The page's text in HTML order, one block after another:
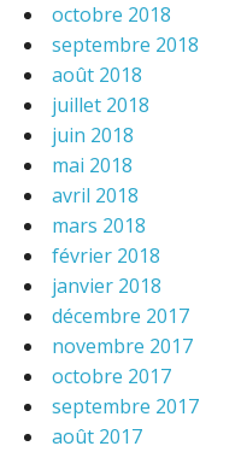
octobre 2018
septembre 2018
août 2018
juillet 2018
juin 2018
mai 2018
avril 2018
mars 2018
février 2018
janvier 2018
décembre 2017
novembre 2017
octobre 2017
septembre 2017
août 2017